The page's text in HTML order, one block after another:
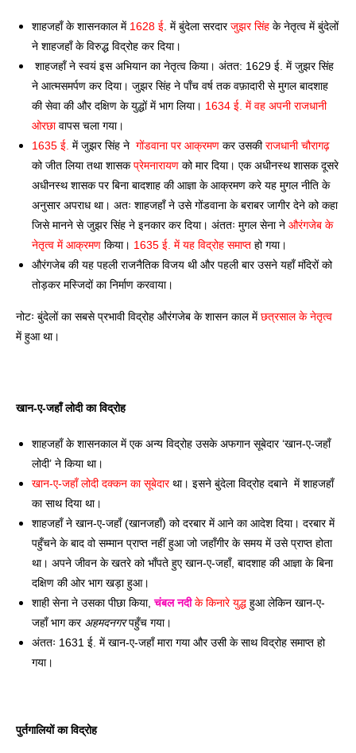
शाहजहाँ के शासनकाल में 1628 ई . में बुंदेला सरदार जुझर सिंह के नेतृत्व में बुंदेलों
ने शाहजहाँ के विरुद्ध विद्रोह कर दिया।
शाहजहाँ ने स्वयं इस अभियान का नेतृत्व किया। अंतत: 1629 ई. में जुझर सिंह
ने आत्मसमर्पण कर दिया। जुझर सिंह ने पाँच वर्ष तक वफ़ादारी से मुगल बादशाह
की सेवा की और दक्षिण के युद्धों में भाग लिया। 1634 ई. में वह अपनी राजधानी
ओरछा वापस चला गया।
1635 ई. में जुझर सिंह ने गोंडवाना पर आक्रमण कर उसकी राजधानी चौरागढ़
को जीत लिया तथा शासक प्रेमनारायण को मार दिया। एक अधीनस्थ शासक दूसरे
अधीनस्थ शासक पर बिना बादशाह की आज्ञा के आक्रमण करे यह मुगल नीति के
अनुसार अपराध था। अतः शाहजहाँ ने उसे गोंडवाना के बराबर जागीर देने को कहा
जिसे मानने से जुझर सिंह ने इनकार कर दिया। अंततः मुगल सेना ने औरंगजेब के
नेतृत्व में आक्रमण किया। 1635 ई. में यह विद्रोह समाप्त हो गया।
औरंगजेब की यह पहली राजनैतिक विजय थी और पहली बार उसने यहाँ मंदिरों को
तोड़कर मस्जिदों का निर्माण करवाया।
नोटः बुंदेलों का सबसे प्रभावी विद्रोह औरंगजेब के शासन काल में छत्रसाल के नेतृत्व
में हुआ था।
खान-ए-जहाँ लोदी का विद्रोह
शाहजहाँ के शासनकाल में एक अन्य विद्रोह उसके अफगान सूबेदार ‘खान-ए-जहाँ
लोदी’ ने किया था।
खान-ए-जहाँ लोदी दक्कन का सूबेदार था। इसने बुंदेला विद्रोह दबाने  में शाहजहाँ
का साथ दिया था।
शाहजहाँ ने खान-ए-जहाँ (खानजहाँ) को दरबार में आने का आदेश दिया। दरबार में
पहुँचने के बाद वो सम्मान प्राप्त नहीं हुआ जो जहाँगीर के समय में उसे प्राप्त होता
था। अपने जीवन के खतरे को भाँपते हुए खान-ए-जहाँ, बादशाह की आज्ञा के बिना
दक्षिण की ओर भाग खड़ा हुआ।
शाही सेना ने उसका पीछा किया, चंबल नदी के किनारे युद्ध हुआ लेकिन खान-ए-
जहाँ भाग कर अहमदनगर पहुँच गया।
अंततः 1631 ई. में खान-ए-जहाँ मारा गया और उसी के साथ विद्रोह समाप्त हो
गया।
पुर्तगालियों का विद्रोह